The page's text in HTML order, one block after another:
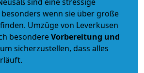
wenn sie über große
Umzüge von Leverkusen
besondereVorbereitung und
sicherzustellen, dass alles